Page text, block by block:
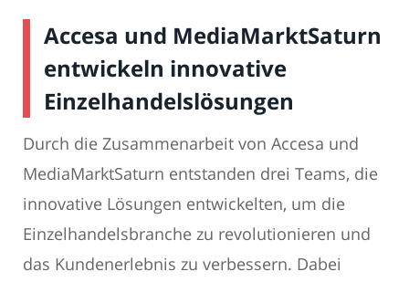
Accesa und MediaMarktSaturn
entwickeln innovative
Einzelhandelslösungen
Durch die Zusammenarbeit von Accesa und
MediaMarktSaturn entstanden drei Teams, die
innovative Lösungen entwickelten, um die
Einzelhandelsbranche zu revolutionieren und
das Kundenerlebnis zu verbessern. Dabei